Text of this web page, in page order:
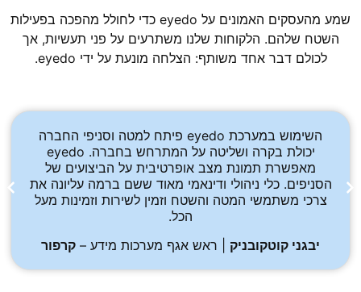
שמע מהעסקים האמונים על eyedo כדי לחולל מהפכה בפעילות
השטח שלהם. הלקוחות שלנו משתרעים על פני תעשיות, אך
לכולם דבר אחד משותף: הצלחה מונעת על ידי eyedo.
השימוש במערכת eyedo פיתח למטה וסניפי החברה
יכולת בקרה ושליטה על המתרחש בחברה. eyedo
מאפשרת תמונת מצב אופרטיבית על הביצועים של
הסניפים. כלי ניהולי ודינאמי מאוד ששם ברמה עליונה את
צרכי משתמשי המטה והשטח וזמין לשירות וזמינות מעל
הכל.
יבגני קוטקובניק | ראש אגף מערכות מידע – קרפור